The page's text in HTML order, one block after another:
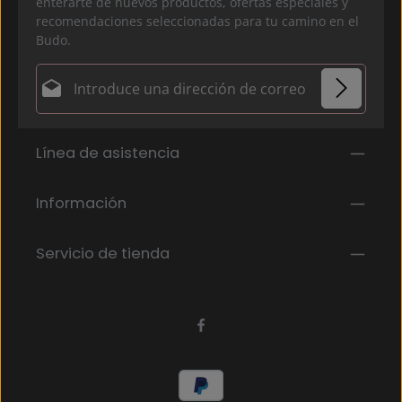
recomendaciones seleccionadas para tu camino en el
Budo.
Dirección de correo electrónico*
Al seleccionar continuar, confirmas que has leído
has aceptado nuestros
términos y condiciones generales
Los campos marcados con un asterisco (*) son
obligatorios.
Línea de asistencia
Información
Servicio de tienda